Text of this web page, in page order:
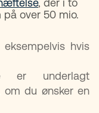
, der i to
over 50 mio.
hvis
er underlagt
du ønsker en